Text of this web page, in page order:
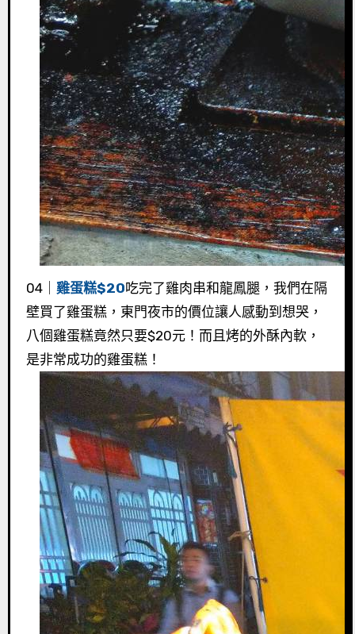
04｜ 雞蛋糕$20吃完了雞肉串和龍鳳腿，我們在隔
壁買了雞蛋糕，東門夜市的價位讓人感動到想哭，
八個雞蛋糕竟然只要$20元！而且烤的外酥內軟，
是非常成功的雞蛋糕！